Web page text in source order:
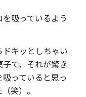
吸っているよう
キッとしちゃい
で、それが驚き
っていると思っ
笑）。